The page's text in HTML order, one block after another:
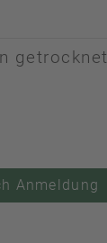
getrocknet
Anmeldung